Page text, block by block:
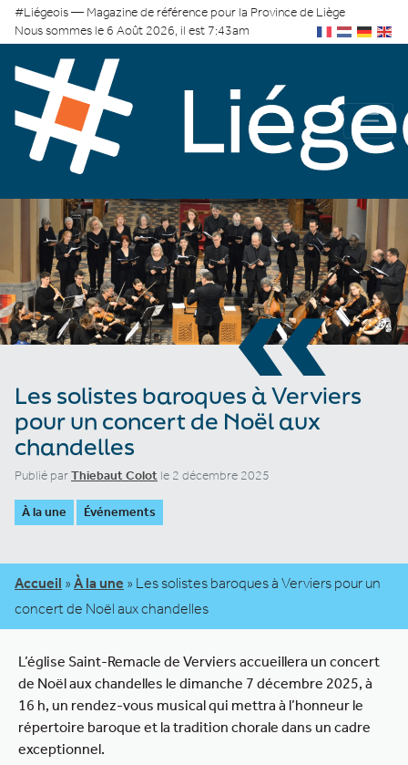
#Liégeois — Magazine de référence pour la Province de Liège
Nous sommes le 6 Août 2026, il est 7:43am
«
Les solistes baroques à Verviers
pour un concert de Noël aux
chandelles
Publié parThiebaut Colot le 2 décembre 2025
À la une Événements
Accueil » À la une » Les solistes baroques à Verviers pour un
concert de Noël aux chandelles
L’église Saint-Remacle de Verviers accueillera un concert
de Noël aux chandelles le dimanche 7 décembre 2025, à
16 h, un rendez-vous musical qui mettra à l’honneur le
répertoire baroque et la tradition chorale dans un cadre
exceptionnel.